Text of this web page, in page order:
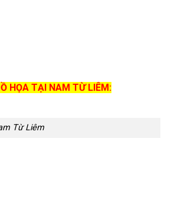
HỌA TẠI NAM TỪ LIÊM:
Từ Liêm